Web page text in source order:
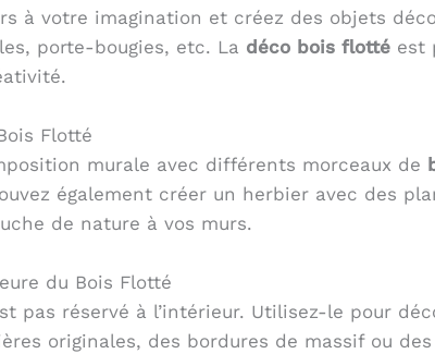
à votre imagination et créez des objets
porte-bougies, etc. La déco bois flotté est
Flotté
murale avec différents morceaux de
également créer un herbier avec des
de nature à vos murs.
du Bois Flotté
pas réservé à l’intérieur. Utilisez-le pour
originales, des bordures de massif ou